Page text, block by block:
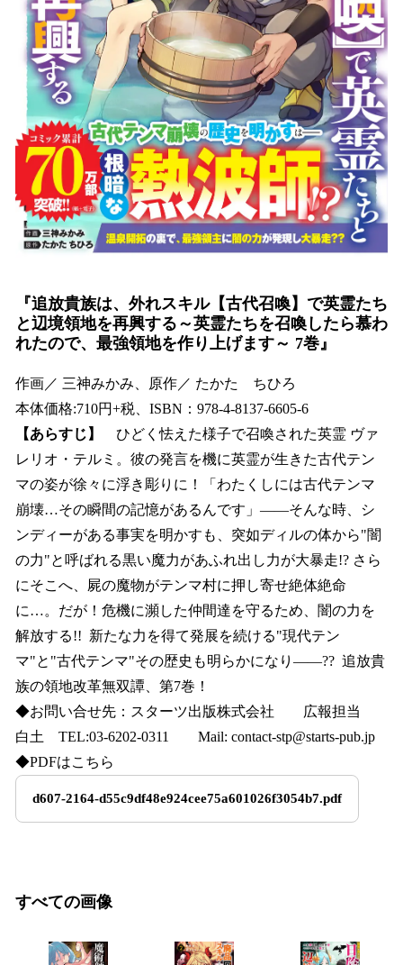
『追放貴族は、外れスキル【古代召喚】で英霊たち
と辺境領地を再興する～英霊たちを召喚したら慕わ
れたので、最強領地を作り上げます～ 7巻』
作画／ 三神みかみ、原作／ たかた ちひろ
本体価格:710円+税、ISBN：978-4-8137-6605-6
【あらすじ】
ひどく怯えた様子で召喚された英霊 ヴァ
レリオ・テルミ。彼の発言を機に英霊が生きた古代テン
マの姿が徐々に浮き彫りに！「わたくしには古代テンマ
崩壊…その瞬間の記憶があるんです」――そんな時、シ
ンディーがある事実を明かすも、突如ディルの体から"闇
の力"と呼ばれる黒い魔力があふれ出し力が大暴走!? さら
にそこへ、屍の魔物がテンマ村に押し寄せ絶体絶命
に…。だが！危機に瀕した仲間達を守るため、闇の力を
解放する!! 新たな力を得て発展を続ける"現代テン
マ"と"古代テンマ"その歴史も明らかになり――?? 追放貴
族の領地改革無双譚、第7巻！
◆お問い合せ先：スターツ出版株式会社 広報担当
白土 TEL:03-6202-0311 Mail: contact-stp@starts-pub.jp
◆PDFはこちら
d607-2164-d55c9df48e924cee75a601026f3054b7.pdf
すべての画像